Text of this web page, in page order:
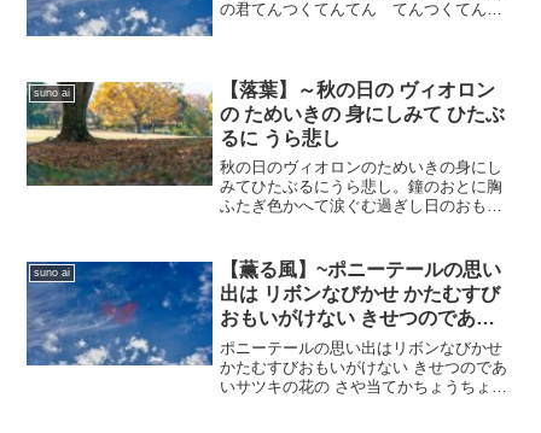
の君てんつくてんてん てんつくてんみ
ても 知らなく...
suno ai
【落葉】～秋の日の ヴィオロン
の ためいきの 身にしみて ひたぶ
るに うら悲し
秋の日のヴィオロンのためいきの身にし
みてひたぶるにうら悲し。鐘のおとに胸
ふたぎ色かへて涙ぐむ過ぎし日のおもひ
ばかな
suno ai
【薫る風】~ポニーテールの思い
出は リボンなびかせ かたむすび
おもいがけない きせつのであい
サツキの花の さや当てか
ポニーテールの思い出はリボンなびかせ
かたむすびおもいがけない きせつのであ
いサツキの花の さや当てかちょうちょむ